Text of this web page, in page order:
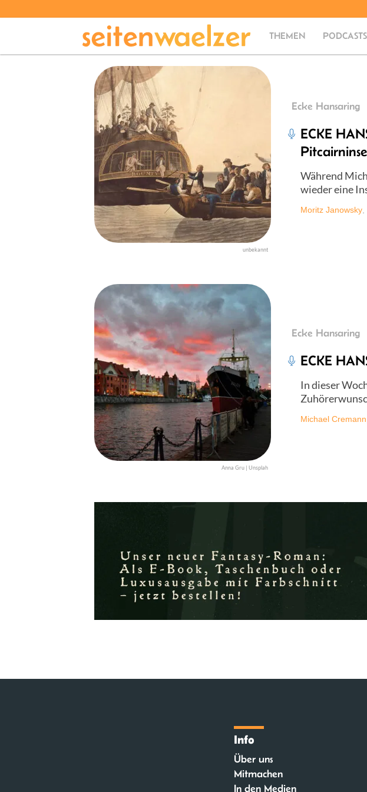
THEMEN PODCASTS
unbekannt
Ecke Hansaring
ECKE
Während
wieder eine
Moritz Janowsky
Anna Gru | Unsplah
Ecke Hansaring
ECKE
In dieser
Michael Cremann
Info
Über uns
Mitmachen
In den Medien